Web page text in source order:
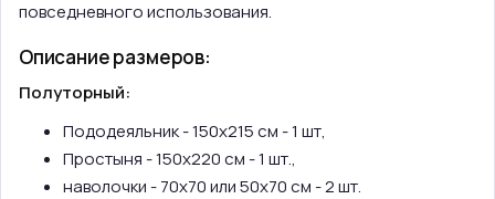
повседневного использования.
Описание размеров:
Полуторный:
Пододеяльник - 150х215 см - 1 шт,
Простыня - 150х220 см - 1 шт.,
наволочки - 70х70 или 50х70 см - 2 шт.